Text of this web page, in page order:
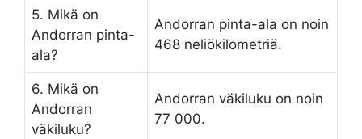
5. Mikä on
Andorran pinta-
ala?
Andorran pinta-ala on noin
468 neliökilometriä.
6. Mikä on
Andorran
väkiluku?
Andorran väkiluku on noin
77 000.